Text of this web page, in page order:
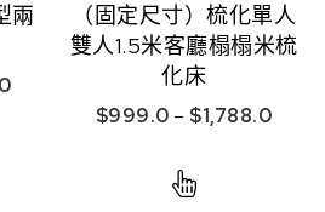
兩
（固定尺寸）梳化單人
雙人1.5米客廳榻榻米梳
化床
$999.0 – $1,788.0